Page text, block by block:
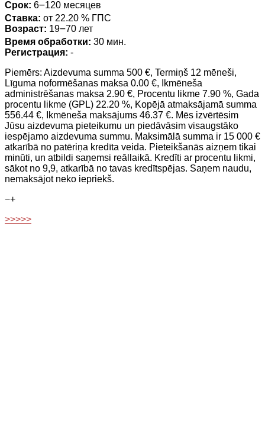
Срок: 6౼120 месяцев
Ставка: от 22.20 % ГПС
Возраст: 19౼70 лет
Время обработки: 30 мин.
Регистрация: -
Piemērs: Aizdevuma summa 500 €, Termiņš 12 mēneši,
Līguma noformēšanas maksa 0.00 €, Ikmēneša
administrēšanas maksa 2.90 €, Procentu likme 7.90 %, Gada
procentu likme (GPL) 22.20 %, Kopējā atmaksājamā summa
556.44 €, Ikmēneša maksājums 46.37 €. Mēs izvērtēsim
Jūsu aizdevuma pieteikumu un piedāvāsim visaugstāko
iespējamo aizdevuma summu. Maksimālā summa ir 15 000 €
atkarībā no patēriņa kredīta veida. Pieteikšanās aizņem tikai
minūti, un atbildi saņemsi reāllaikā. Kredīti ar procentu likmi,
sākot no 9,9, atkarībā no tavas kredītspējas. Saņem naudu,
nemaksājot neko iepriekš.
−+
>>>>>